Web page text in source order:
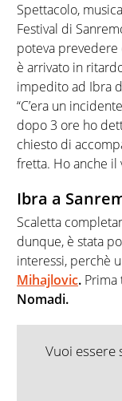
Spettacolo,
Festival di
poteva prevedere
è arrivato in
impedito ad Ibra
“C’era un
dopo 3 ore ho
chiesto di
fretta. Ho anche il
Ibra a
Scaletta
dunque, è stata
interessi, perchè
Mihajlovic.
Nomadi.
Vuoi